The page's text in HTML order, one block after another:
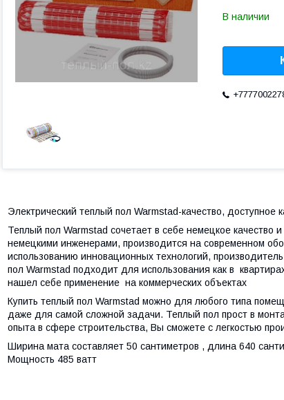
В наличии
Электрический теплый пол Warmstad-качество, доступное
Теплый пол Warmstad сочетает в себе немецкое
немецкими инженерами, производится на современном
использованию инновационных технологий,
пол Warmstad подходит для использования как в
нашел себе применение на коммерческих объектах
Купить теплый пол Warmstad можно для любого типа
даже для самой сложной задачи. Теплый пол прост в
опыта в сфере строительства, Вы сможете с легкостью
Ширина мата составляет 50 сантиметров , длина 640
Мощность 485 ватт